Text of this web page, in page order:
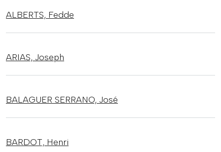
ALBERTS, Fedde
ARIAS, Joseph
BALAGUER SERRANO, José
BARDOT, Henri